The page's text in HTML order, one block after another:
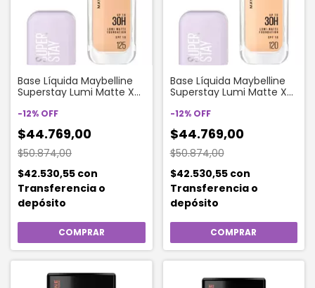
Base Líquida Maybelline
Superstay Lumi Matte X
-12% OFF
$44.769,00
$50.874,00
$42.530,55 con
Transferencia o
depósito
Base Líquida Maybelline
Superstay Lumi Matte X
-12% OFF
$44.769,00
$50.874,00
$42.530,55 con
Transferencia o
depósito